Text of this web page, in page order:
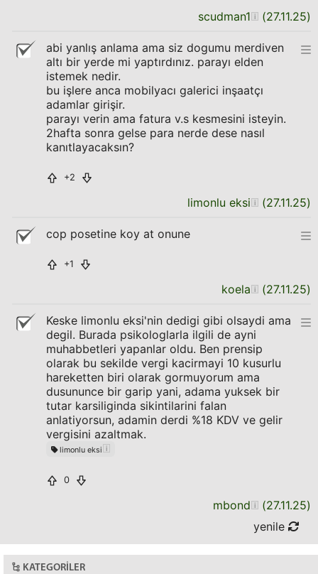
scudman1 (27.11.25)
abi yanlış anlama ama siz dogumu merdiven
altı bir yerde mi yaptırdınız. parayı elden
istemek nedir.
bu işlere anca mobilyacı galerici inşaatçı
adamlar girişir.
parayı verin ama fatura v.s kesmesini isteyin.
2hafta sonra gelse para nerde dese nasıl
kanıtlayacaksın?
+2
limonlu eksi (27.11.25)
cop posetine koy at onune
+1
koela (27.11.25)
Keske limonlu eksi'nin dedigi gibi olsaydi ama
degil. Burada psikologlarla ilgili de ayni
muhabbetleri yapanlar oldu. Ben prensip
olarak bu sekilde vergi kacirmayi 10 kusurlu
hareketten biri olarak gormuyorum ama
dusununce bir garip yani, adama yuksek bir
tutar karsiliginda sikintilarini falan
anlatiyorsun, adamin derdi %18 KDV ve gelir
vergisini azaltmak.
limonlu eksi
0
mbond (27.11.25)
yenile
KATEGORILER